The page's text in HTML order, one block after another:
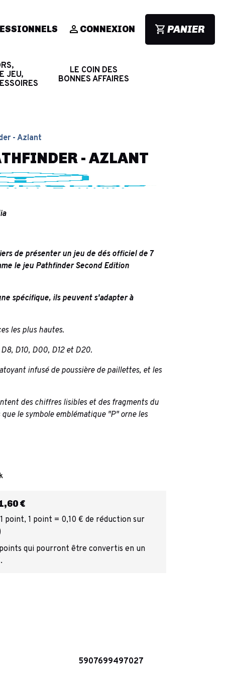
CONNEXION PANIER
JEU,
LE COIN DES
BONNES AFFAIRES
- Azlant
- AZLANT
de présenter un jeu de dés officiel de 7
le jeu Pathfinder Second Edition
spécifique, ils peuvent s'adapter à
les plus hautes.
D10, D00, D12 et D20.
infusé de poussière de paillettes, et les
des chiffres lisibles et des fragments du
le symbole emblématique "P" orne les
€
point, 1 point = 0,10 € de réduction sur
qui pourront être convertis en un
5907699497027